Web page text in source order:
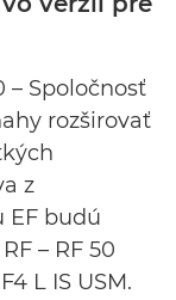
– Spoločnosť
rozširovať
z
EF budú
– RF 50
L IS USM.